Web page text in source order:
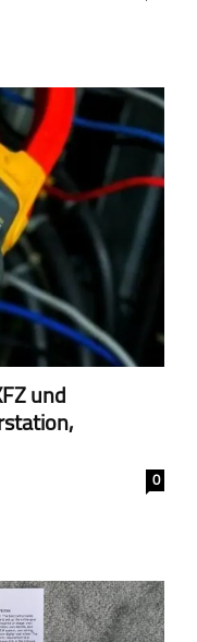
und
0